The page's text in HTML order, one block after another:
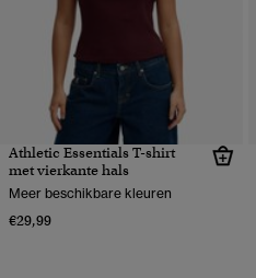
Athletic Essentials T-shirt
met vierkante hals
Meer beschikbare kleuren
€29,99